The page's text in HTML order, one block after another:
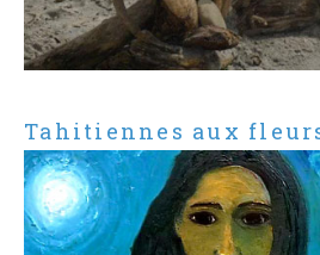
Tahitiennes aux